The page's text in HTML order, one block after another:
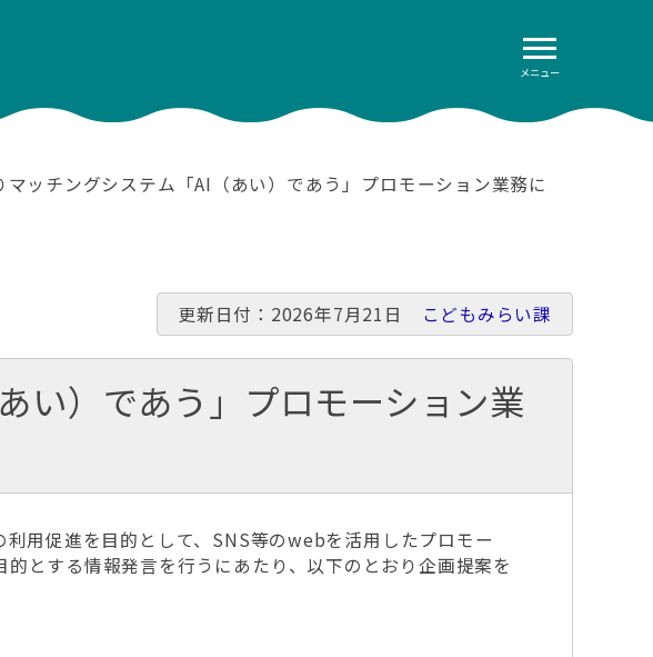
メニュー
ッチングシステム「AI（あい）であう」プロモーション業務に
更新日付：2026年7月21日 こどもみらい課
い）であう」プロモーション業
用促進を目的として、SNS等のwebを活用したプロモー
とする情報発言を行うにあたり、以下のとおり企画提案を